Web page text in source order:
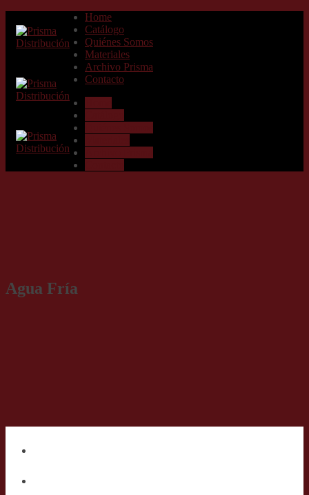
Home
Catálogo
Quiénes Somos
Materiales
Archivo Prisma
Contacto
Agua Fría